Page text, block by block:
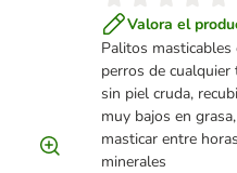
Valora el
Palitos
perros de
sin piel cruda,
muy bajos en
masticar entre
minerales